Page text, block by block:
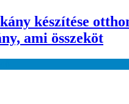
készítése
ami összeköt